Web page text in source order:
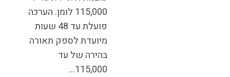
115,000 לומן. הערכה
פועלת עד 48 שעות
מיועדת לספק תאורה
בהירה של עד
115,000...